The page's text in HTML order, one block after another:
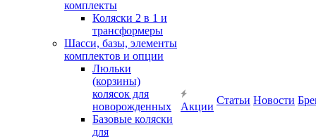
комплекты
Коляски 2 в 1 и
трансформеры
Шасси, базы, элементы
комплектов и опции
Люльки
(корзины)
колясок для
новорожденных
Базовые коляски
для
Акции
Статьи Новости